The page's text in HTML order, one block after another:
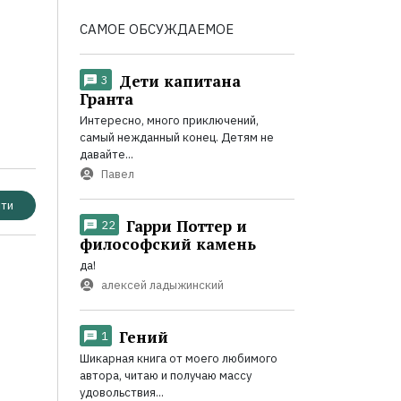
САМОЕ ОБСУЖДАЕМОЕ
3
Дети капитана
Гранта
Интересно, много приключений,
самый нежданный конец. Детям не
давайте...
Павел
22
Гарри Поттер и
философский камень
да!
алексей ладыжинский
1 Гений
Шикарная книга от моего любимого
автора, читаю и получаю массу
удовольствия...